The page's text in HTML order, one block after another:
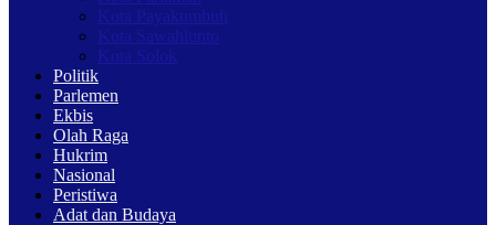
Kota Payakumbuh
Kota Sawahlunto
Kota Solok
Politik
Parlemen
Ekbis
Olah Raga
Hukrim
Nasional
Peristiwa
Adat dan Budaya